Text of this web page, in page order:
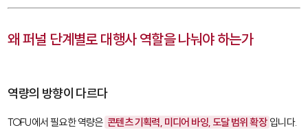
왜 퍼널 단계별로 대행사 역할을 나눠야 하는가
역량의 방향이 다르다
TOFU에서 필요한 역량은 콘텐츠 기획력, 미디어 바잉, 도달 범위 확장 입니다.